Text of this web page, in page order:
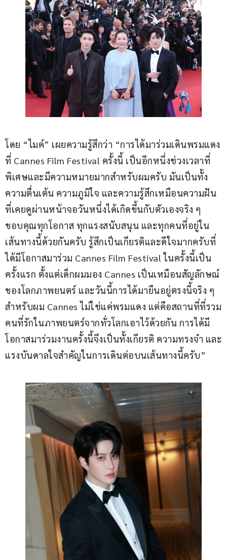
โดย “ไมค์” เผยความรู้สึกว่า “การได้มาร่วมเดินพรมแดง
ที่ Cannes Film Festival ครั้งนี้ เป็นอีกหนึ่งช่วงเวลาที่
พิเศษและมีความหมายมากสำหรับผมครับ มันเป็นทั้ง
ความตื่นเต้น ความภูมิใจ และความรู้สึกเหมือนความฝัน
ที่เคยดูผ่านหน้าจอวันหนึ่งได้เกิดขึ้นกับตัวเองจริง ๆ
ขอบคุณทุกโอกาส ทุกแรงสนับสนุน และทุกคนที่อยู่ใน
เส้นทางนี้ด้วยกันครับ รู้สึกเป็นเกียรติและดีใจมากครับที่
ได้มีโอกาสมาร่วม Cannes Film Festival ในครั้งนี้เป็น
ครั้งแรก ตั้งแต่เด็กผมมอง Cannes เป็นเหมือนสัญลักษณ์
ของโลกภาพยนตร์ และวันนี้การได้มายืนอยู่ตรงนี้จริง ๆ
สำหรับผม Cannes ไม่ใช่แค่พรมแดง แต่คือสถานที่ที่รวม
คนที่รักในภาพยนตร์จากทั่วโลกเอาไว้ด้วยกัน การได้มี
โอกาสมาร่วมงานครั้งนี้จึงเป็นทั้งเกียรติ ความทรงจำ และ
แรงบันดาลใจสำคัญในการเดินต่อบนเส้นทางนี้ครับ”